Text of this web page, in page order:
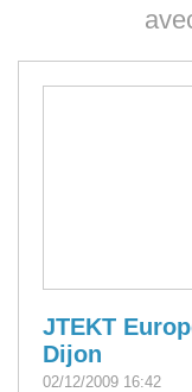
JTEKT
Dijon
02/12/2009 16:42